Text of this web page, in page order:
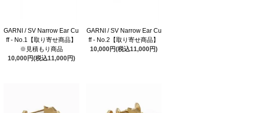
GARNI / SV Narrow Ear Cu
ff - No.1【取り寄せ商品】
※見積もり商品
10,000円(税込11,000円)
GARNI / SV Narrow Ear Cu
ff - No.2【取り寄せ商品】
10,000円(税込11,000円)